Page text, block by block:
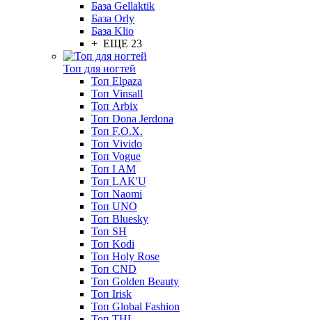
База Gellaktik
База Orly
База Klio
+ ЕЩЕ 23
Топ для ногтей
Топ Elpaza
Топ Vinsall
Топ Arbix
Топ Dona Jerdona
Топ F.O.X.
Топ Vivido
Топ Vogue
Топ I AM
Топ LAK'U
Топ Naomi
Топ UNO
Топ Bluesky
Топ SH
Топ Kodi
Топ Holy Rose
Топ CND
Топ Golden Beauty
Топ Irisk
Топ Global Fashion